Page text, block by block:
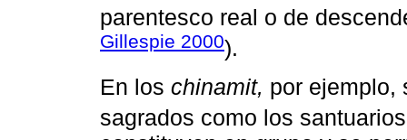
parentesco real o de
Gillespie 2000).
En los chinamit, por ejemplo,
sagrados como los